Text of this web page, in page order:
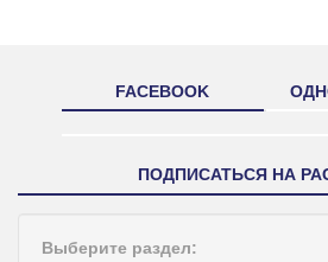
FACEBOOK
ПОДПИСАТЬСЯ НА
Выберите раздел: